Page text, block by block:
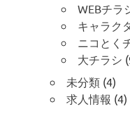
WEBチラ
キャラク
ニコとく
大チラシ
未分類 (4)
求人情報 (4)